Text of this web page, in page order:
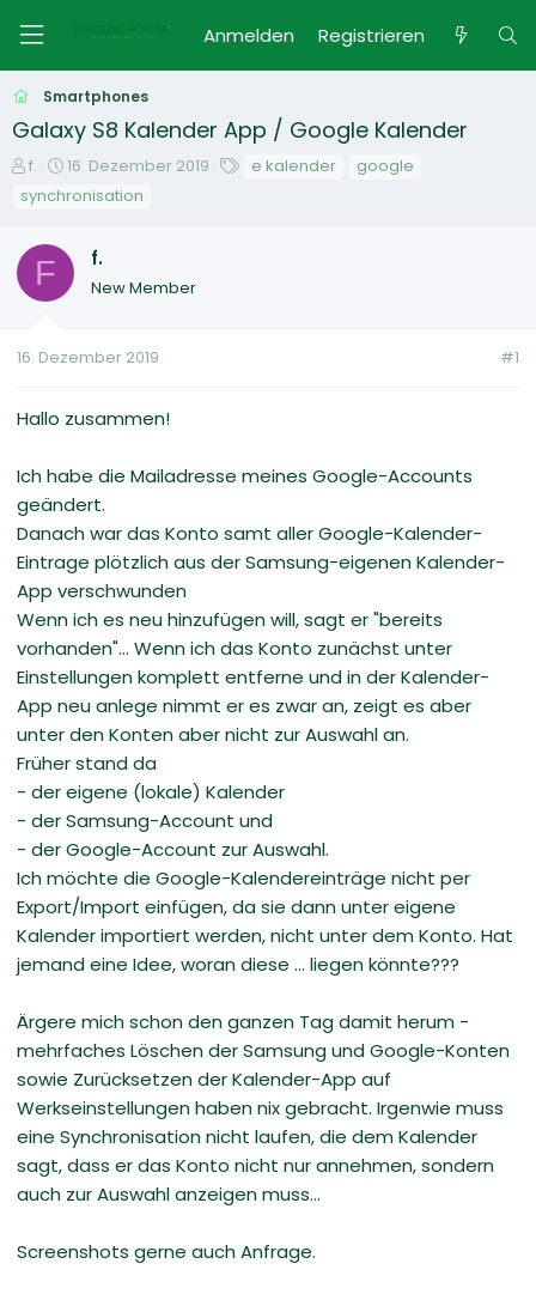
Anmelden Registrieren
Smartphones
Galaxy S8 Kalender App / Google Kalender
E
s
e
r
f.
E
e
a
16. Dezember 2019 e kalender
google
synchronisation
F f.
New Member
16. Dezember 2019 #1
Hallo zusammen!
Ich habe die Mailadresse meines Google-Accounts
geändert.
Danach war das Konto samt aller Google-Kalender-
Eintrage plötzlich aus der Samsung-eigenen Kalender-
App verschwunden
Wenn ich es neu hinzufügen will, sagt er "bereits
vorhanden"... Wenn ich das Konto zunächst unter
Einstellungen komplett entferne und in der Kalender-
App neu anlege nimmt er es zwar an, zeigt es aber
unter den Konten aber nicht zur Auswahl an.
Früher stand da
- der eigene (lokale) Kalender
- der Samsung-Account und
- der Google-Account zur Auswahl.
Ich möchte die Google-Kalendereinträge nicht per
Export/Import einfügen, da sie dann unter eigene
Kalender importiert werden, nicht unter dem Konto. Hat
jemand eine Idee, woran diese ... liegen könnte???
Ärgere mich schon den ganzen Tag damit herum -
mehrfaches Löschen der Samsung und Google-Konten
sowie Zurücksetzen der Kalender-App auf
Werkseinstellungen haben nix gebracht. Irgenwie muss
eine Synchronisation nicht laufen, die dem Kalender
sagt, dass er das Konto nicht nur annehmen, sondern
auch zur Auswahl anzeigen muss...
Screenshots gerne auch Anfrage.